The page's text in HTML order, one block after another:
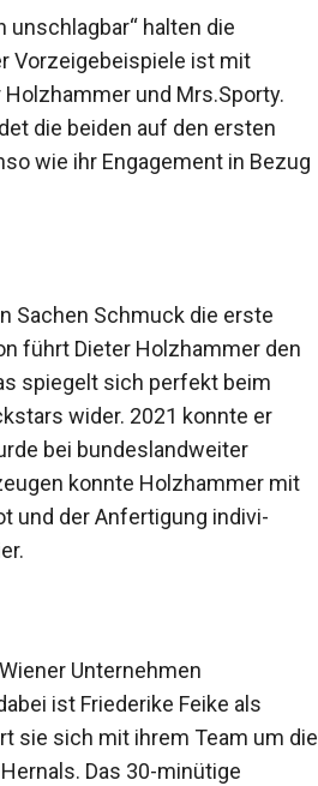
unschlagbar“ halten die
Vorzeigebeispiele ist mit
und Mrs.Sporty.
die beiden auf den ersten
wie ihr Engagement in Bezug
Sachen Schmuck die erste
führt Dieter Holzhammer den
spiegelt sich perfekt beim
wider. 2021 konnte er
bei bundeslandweiter
konnte Holz­hammer mit
und der Anfertigung indivi­
Unternehmen
ist Friederike Feike als
sie sich mit ihrem Team um die
Das 30-minütige